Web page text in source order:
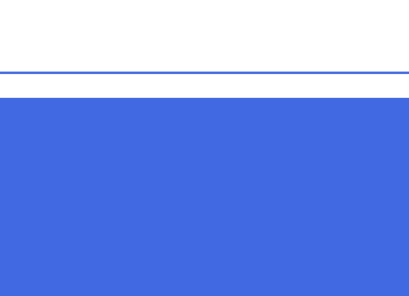
Tüylere